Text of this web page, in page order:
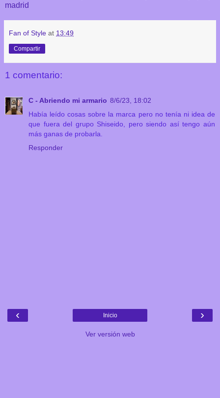
madrid
Fan of Style at 13:49
Compartir
1 comentario:
C - Abriendo mi armario 8/6/23, 18:02
Había leído cosas sobre la marca pero no tenía ni idea de
que fuera del grupo Shiseido, pero siendo así tengo aún
más ganas de probarla.
Responder
‹ ›
Inicio
Ver versión web